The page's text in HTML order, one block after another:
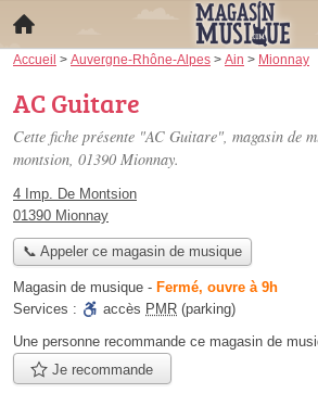
Accueil > Auvergne-Rhône-Alpes > Ain > Mionnay
AC Guitare
Cette fiche présente "AC Guitare", magasin de
montsion, 01390 Mionnay.
4 Imp. De Montsion
01390 Mionnay
📞 Appeler ce magasin de musique
Magasin de musique - Fermé, ouvre à 9h
Services :
accès PMR (parking)
Une personne recommande ce magasin de
Je recommande